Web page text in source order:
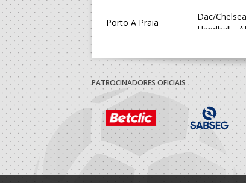
Porto A Praia
Dac/
Handball -
2022/23
A.A. Porto
S. MAMEDE
Porto A Praia
2021/22
A.A. Porto Estrela
PATROCINADORES OFICIAIS